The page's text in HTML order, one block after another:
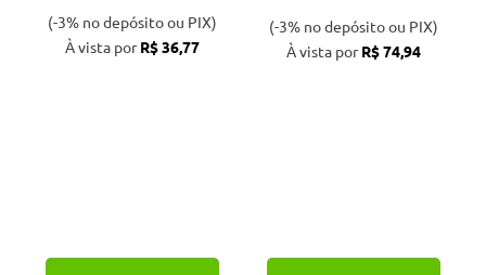
(-3% no depósito ou PIX)
À vista porR$ 36,77
(-3% no depósito ou PIX)
À vista porR$ 74,94